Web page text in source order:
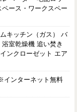
ース・ワークスペー
キッチン（ガス） バ
室乾燥機 追い焚き
ンクローゼット エア
インターネット無料